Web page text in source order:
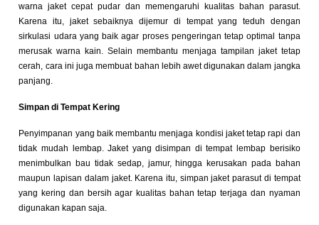
warna jaket cepat pudar dan memengaruhi kualitas bahan parasut.
Karena itu, jaket sebaiknya dijemur di tempat yang teduh dengan
sirkulasi udara yang baik agar proses pengeringan tetap optimal tanpa
merusak warna kain. Selain membantu menjaga tampilan jaket tetap
cerah, cara ini juga membuat bahan lebih awet digunakan dalam jangka
panjang.
Simpan di Tempat Kering
Penyimpanan yang baik membantu menjaga kondisi jaket tetap rapi dan
tidak mudah lembap. Jaket yang disimpan di tempat lembap berisiko
menimbulkan bau tidak sedap, jamur, hingga kerusakan pada bahan
maupun lapisan dalam jaket. Karena itu, simpan jaket parasut di tempat
yang kering dan bersih agar kualitas bahan tetap terjaga dan nyaman
digunakan kapan saja.